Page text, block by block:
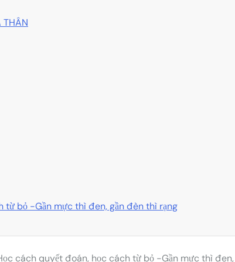
THÂN
từ bỏ -Gần mực thì đen, gần đèn thì rạng
cách quyết đoán, học cách từ bỏ -Gần mực thì đen,